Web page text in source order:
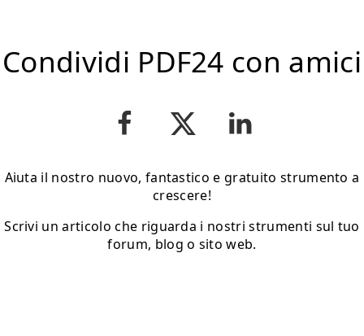
Condividi PDF24 con amici
Aiuta il nostro nuovo, fantastico e gratuito strumento a
crescere!
Scrivi un articolo che riguarda i nostri strumenti sul tuo
forum, blog o sito web.